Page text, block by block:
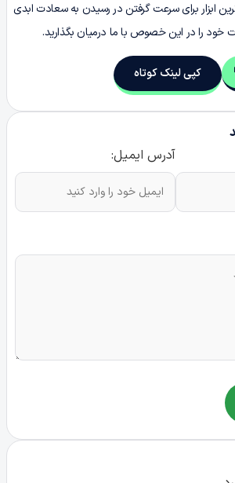
ابزار برای سرعت گرفتن در رسیدن به سعادت ابدی
خود را در این خصوص با ما درمیان بگذارید.
کپی لینک کوتاه
آدرس ایمیل: